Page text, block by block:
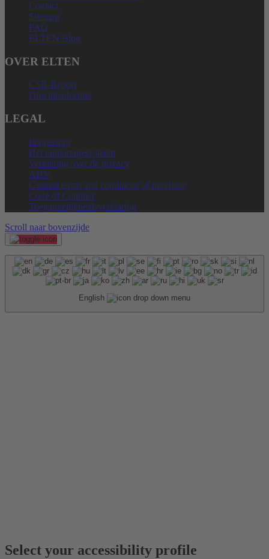
Contact
Sitemap
FAQ
ELTEN Blog
OVER ELTEN
CSR-Report
Downloadcenter
LEGAL
Impressum
Het rapportagesysteem
Verklaring over de privacy
AHV
General terms and conditions of purchase
Code of Conduct
Toegankelijkheidsverklaring
Scroll naar bovenzijde
English
Select your accessibility profile